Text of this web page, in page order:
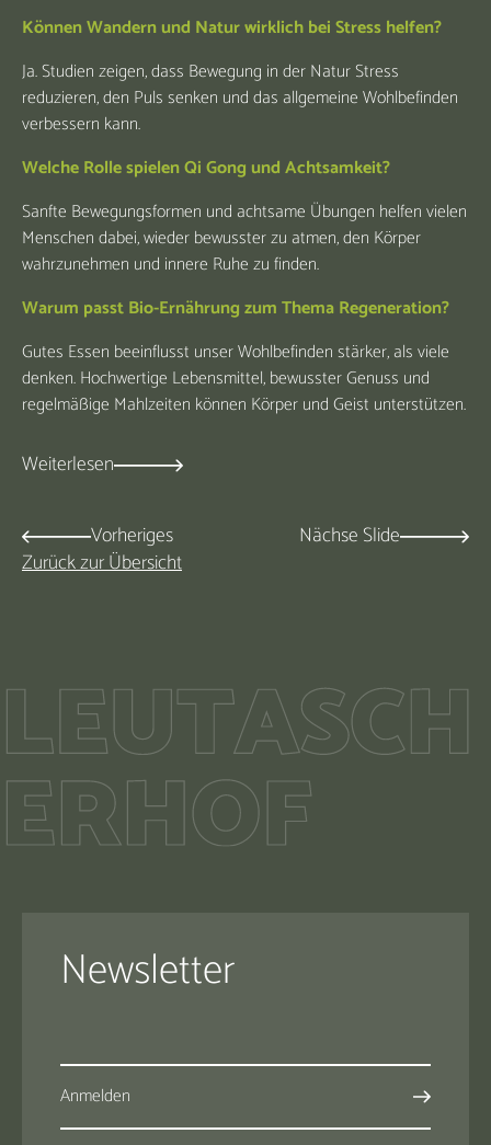
Können Wandern und Natur wirklich bei Stress helfen?
Ja. Studien zeigen, dass Bewegung in der Natur Stress
reduzieren, den Puls senken und das allgemeine Wohlbefinden
verbessern kann.
Welche Rolle spielen Qi Gong und Achtsamkeit?
Sanfte Bewegungsformen und achtsame Übungen helfen vielen
Menschen dabei, wieder bewusster zu atmen, den Körper
wahrzunehmen und innere Ruhe zu finden.
Warum passt Bio-Ernährung zum Thema Regeneration?
Gutes Essen beeinflusst unser Wohlbefinden stärker, als viele
denken. Hochwertige Lebensmittel, bewusster Genuss und
regelmäßige Mahlzeiten können Körper und Geist unterstützen.
Weiterlesen
Vorheriges
Zurück zur Übersicht
Nächse Slide
Newsletter
Anmelden